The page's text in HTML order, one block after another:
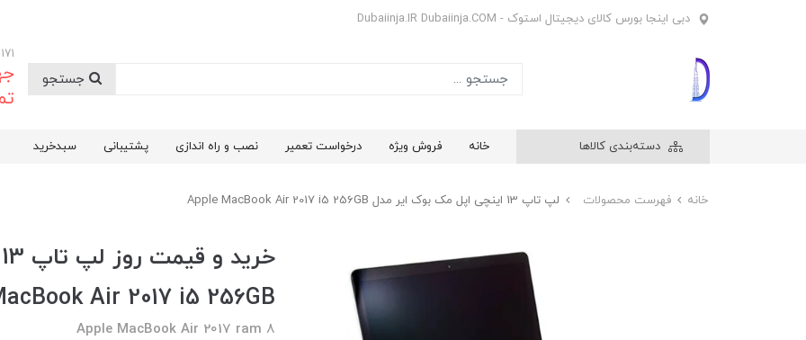
دبی اینجا بورس کالای دیجیتال استوک - Dubaiinja.IR Dubaiinja.COM
دسته‌بندی کالاها خانه فروش ویژه درخواست تعمیر نصب و راه اندازی پشتیبانی سبدخرید
خانه فهرست محصولات لپ تاپ 13 اینچی اپل مک بوک ایر مدل Apple MacBook Air 2017 i5 256GB
Air 2017 i5 256GB
Apple MacBook Air 2017 ram 8